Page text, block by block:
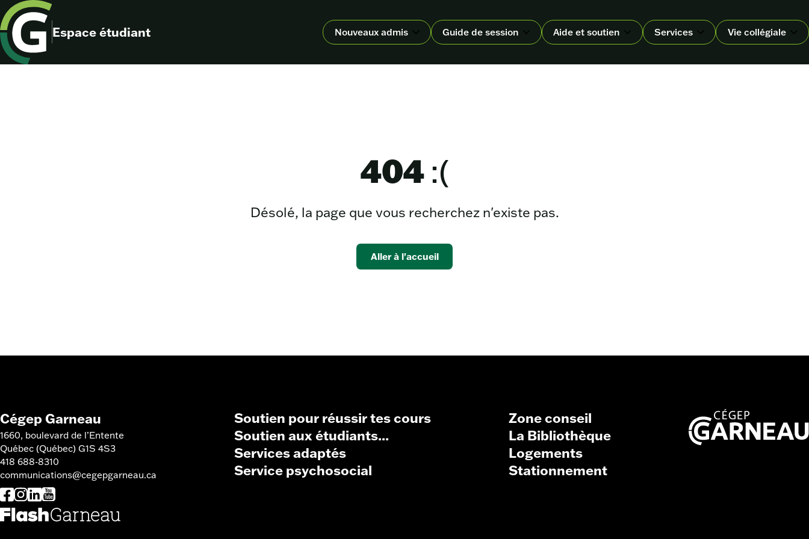
Espace étudiant Nouveaux admis Guide de session Aide et soutien Services Vie collégiale
404:(
Désolé, la page que vous recherchez n'existe pas.
Aller à l'accueil
Cégep Garneau
1660, boulevard de l’Entente
Québec (Québec) G1S 4S3
418 688-8310
communications@cegepgarneau.ca
Soutien pour réussir tes cours
Soutien aux étudiants...
Services adaptés
Service psychosocial
Zone conseil
La Bibliothèque
Logements
Stationnement